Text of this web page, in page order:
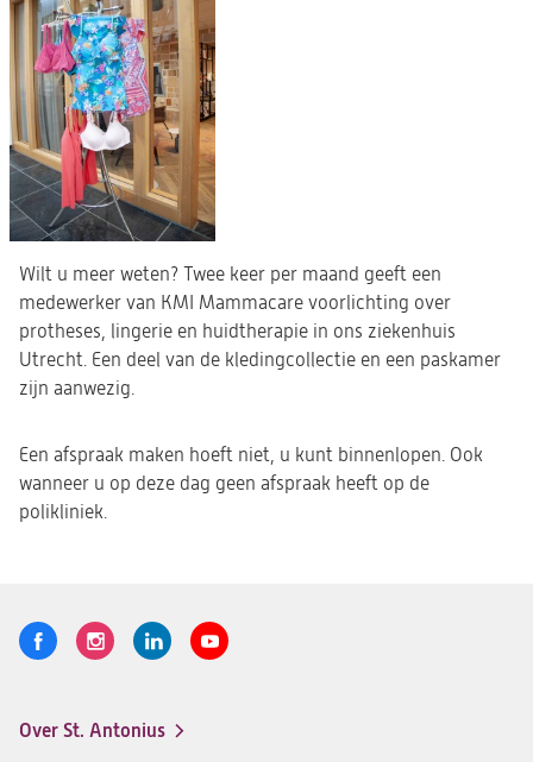
Wilt u meer weten? Twee keer per maand geeft een
medewerker van KMI Mammacare voorlichting over
protheses, lingerie en huidtherapie in ons ziekenhuis
Utrecht. Een deel van de kledingcollectie en een paskamer
zijn aanwezig.
Een afspraak maken hoeft niet, u kunt binnenlopen. Ook
wanneer u op deze dag geen afspraak heeft op de
polikliniek.
Volg
Logo
een
Logo
een
Logo
een
Logo
Over St. Antonius